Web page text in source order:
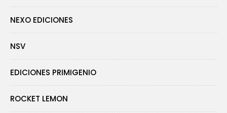
NEXO EDICIONES
NSV
EDICIONES PRIMIGENIO
ROCKET LEMON